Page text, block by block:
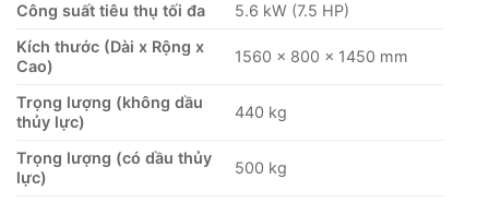
Công suất tiêu thụ tối đa
5.6 kW (7.5 HP)
Kích thước (Dài x Rộng x
Cao)
1560 x 800 x 1450 mm
Trọng lượng (không dầu
thủy lực)
440 kg
Trọng lượng (có dầu thủy
lực)
500 kg